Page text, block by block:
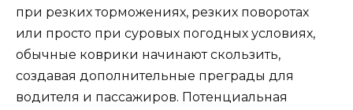
при резких торможениях, резких поворотах
или просто при суровых погодных условиях,
обычные коврики начинают скользить,
создавая дополнительные преграды для
водителя и пассажиров. Потенциальная